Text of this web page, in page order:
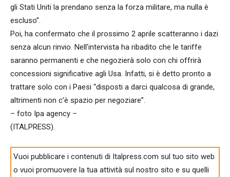
gli Stati Uniti la prendano senza la forza militare, ma nulla è
escluso”.
Poi, ha confermato che il prossimo 2 aprile scatteranno i dazi
senza alcun rinvio. Nell’intervista ha ribadito che le tariffe
saranno permanenti e che negozierà solo con chi offrirà
concessioni significative agli Usa. Infatti, si è detto pronto a
trattare solo con i Paesi “disposti a darci qualcosa di grande,
altrimenti non c’è spazio per negoziare”.
– foto Ipa agency –
(ITALPRESS).
Vuoi pubblicare i contenuti di Italpress.com sul tuo sito web
o vuoi promuovere la tua attività sul nostro sito e su quelli